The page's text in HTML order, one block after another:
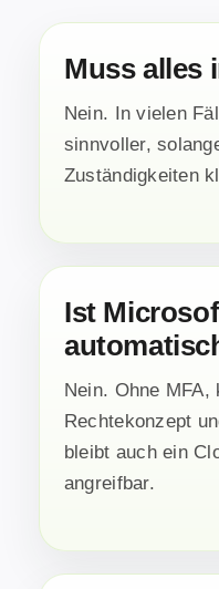
Muss alles
Nein. In vielen
sinnvoller,
Zuständigkeiten
Ist
Nein. Ohne MFA,
Rechtekonzept
bleibt auch ein
angreifbar.